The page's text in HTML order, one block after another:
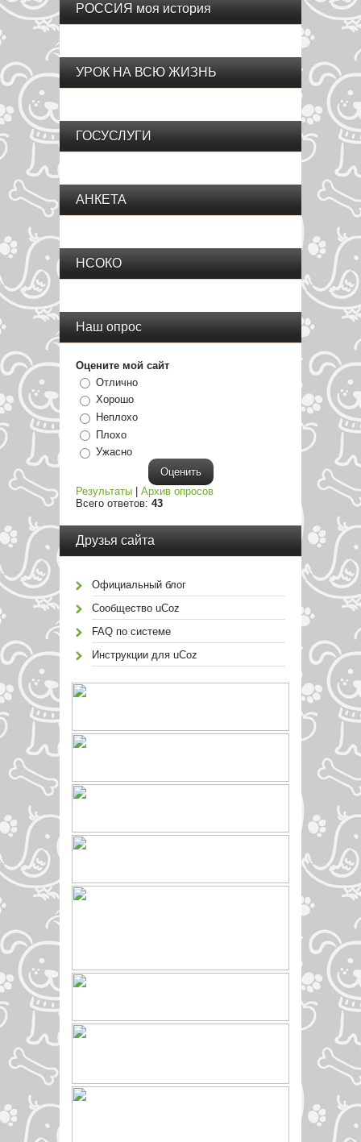
РОССИЯ моя история
УРОК НА ВСЮ ЖИЗНЬ
ГОСУСЛУГИ
АНКЕТА
НСОКО
Наш опрос
Оцените мой сайт
Отлично
Хорошо
Неплохо
Плохо
Ужасно
Результаты | Архив опросов
Всего ответов: 43
Друзья сайта
Официальный блог
Сообщество uCoz
FAQ по системе
Инструкции для uCoz